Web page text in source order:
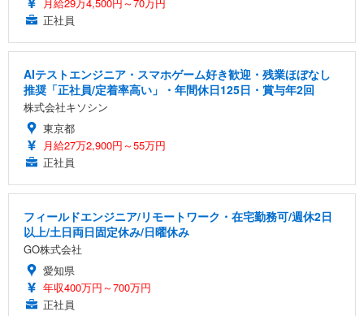
正社員
AIテストエンジニア・スマホゲーム好き歓迎・残業ほぼなし
推奨「正社員/定着率高い」・年間休日125日・賞与年2回
株式会社キソシン
東京都
月給27万2,900円～55万円
正社員
フィールドエンジニア/リモートワーク・在宅勤務可/週休2日
以上/土日両日固定休み/日曜休み
GO株式会社
愛知県
年収400万円～700万円
正社員